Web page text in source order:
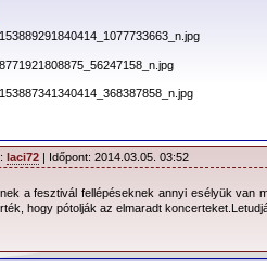
laci72 | Időpont: 2014.03.05. 03:52
a fesztivál fellépéseknek annyi esélyük van
hogy pótolják az elmaradt